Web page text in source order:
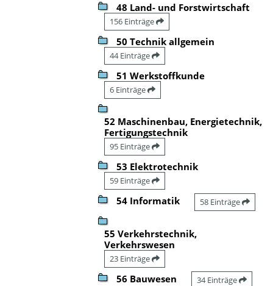
48 Land- und Forstwirtschaft
156 Einträge
50 Technik allgemein
44 Einträge
51 Werkstoffkunde
6 Einträge
52 Maschinenbau, Energietechnik,
Fertigungstechnik
95 Einträge
53 Elektrotechnik
59 Einträge
54 Informatik 58 Einträge
55 Verkehrstechnik,
Verkehrswesen
23 Einträge
56 Bauwesen 34 Einträge